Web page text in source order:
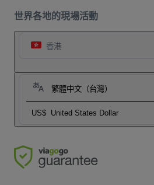
世界各地的現場活動
香港
繁體中文（台灣）
US$ United States Dollar